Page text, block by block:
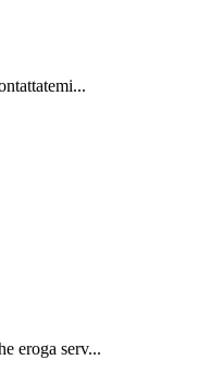
eroga serv...